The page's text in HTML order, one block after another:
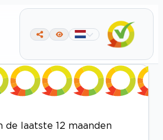
de laatste 12 maanden